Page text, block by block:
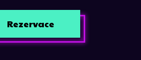
Rezervace